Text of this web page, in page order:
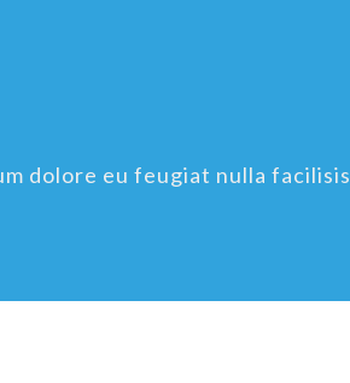
dolore eu feugiat nulla